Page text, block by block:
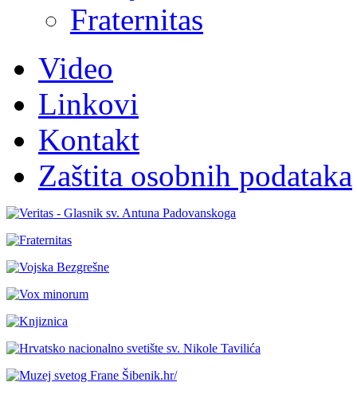
Fraternitas
Video
Linkovi
Kontakt
Zaštita osobnih podataka